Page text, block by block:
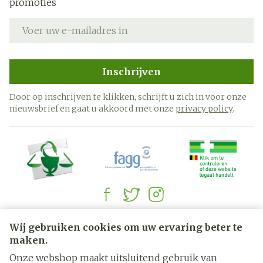
Wij gebruiken cookies om uw ervaring beter te
maken.
Onze webshop maakt uitsluitend gebruik van
binge-eating (het in korte tijd eten van grote
eten dan normaal en meer dan nodig is om de
honger te stillen)*
verlies van realiteitszin).
manie (onrust, opgetogenheid of overmatige
opwinding)
spontane erectie van de penis.
Na stopzetten of verminderen van uw
behandeling met Pramipexol Retard Sandoz
kunnen de volgende symptomen optreden:
depressie, apathie, angst, vermoeidheid, zweten
promoties
Inschrijven
Door op inschrijven te klikken, schrijft u zich in voor onze
nieuwsbrief en gaat u akkoord met onze privacy policy.
Juridische links